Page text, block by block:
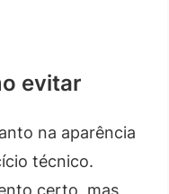
evitar
na aparência
técnico.
certo, mas